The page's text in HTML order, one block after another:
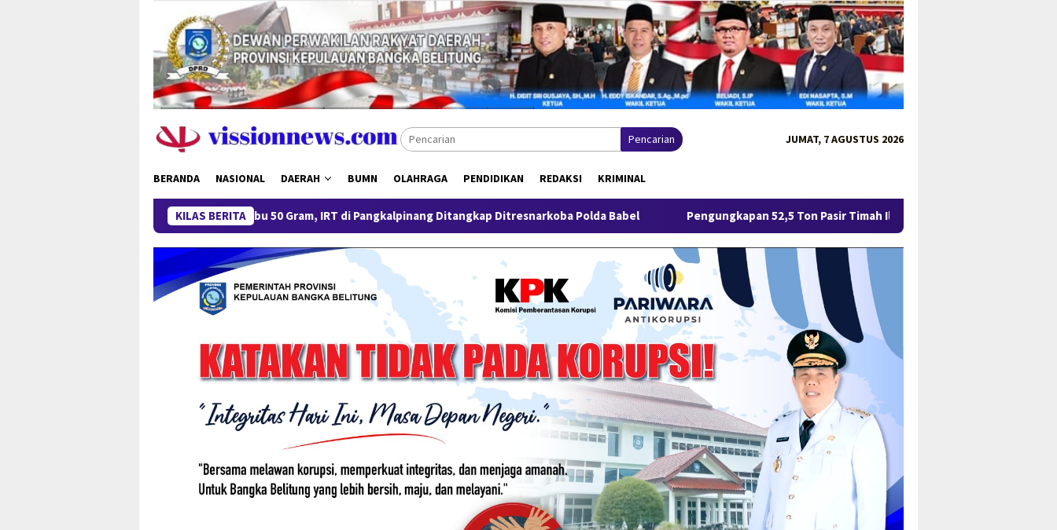
konten
Pencarian JUMAT, 7 AGUSTUS 2026
BERANDA NASIONAL DAERAH BUMN OLAHRAGA PENDIDIKAN REDAKSI KRIMINAL
KILAS BERITA
Miliki Sabu 50 Gram, IRT di Pangkalpinang Ditangkap Ditresnarkoba Polda Babel Pengungkapan 52,5 Ton Pasir Timah Ilegal di Belitung Berlanjut, Empat Orang Resmi